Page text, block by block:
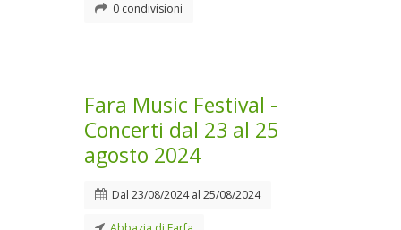
0 condivisioni
Fara Music Festival -
Concerti dal 23 al 25
agosto 2024
Dal 23/08/2024al 25/08/2024